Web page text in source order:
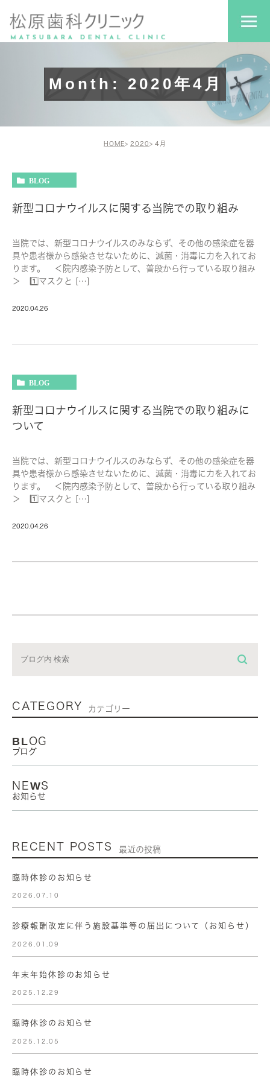
Month: 2020年4月
HOME 2020 4月
BLOG
新型コロナウイルスに関する当院での取り組み
当院では、新型コロナウイルスのみならず、その他の感染症を器
具や患者様から感染させないために、滅菌・消毒に力を入れてお
ります。 ＜院内感染予防として、普段から行っている取り組み
＞ 1️⃣マスクと […]
2020.04.26
BLOG
新型コロナウイルスに関する当院での取り組みに
ついて
当院では、新型コロナウイルスのみならず、その他の感染症を器
具や患者様から感染させないために、滅菌・消毒に力を入れてお
ります。 ＜院内感染予防として、普段から行っている取り組み
＞ 1️⃣マスクと […]
2020.04.26
CATEGORY カテゴリー
BLOG
ブログ
NEWS
お知らせ
RECENT POSTS 最近の投稿
臨時休診のお知らせ
2026.07.10
診療報酬改定に伴う施設基準等の届出について（お知らせ）
2026.01.09
年末年始休診のお知らせ
2025.12.29
臨時休診のお知らせ
2025.12.05
臨時休診のお知らせ